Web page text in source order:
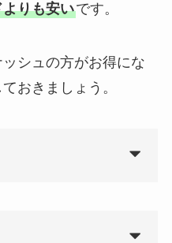
りも安いです。
シュの方がお得にな
おきましょう。